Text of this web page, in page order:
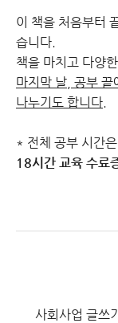
이 책을 처음부터
습니다.
책을 마치고 다양
마지막 날, 공부 끝
나누기도 합니다.
* 전체 공부 시간
18시간 교육 수료
사회사업 글쓰